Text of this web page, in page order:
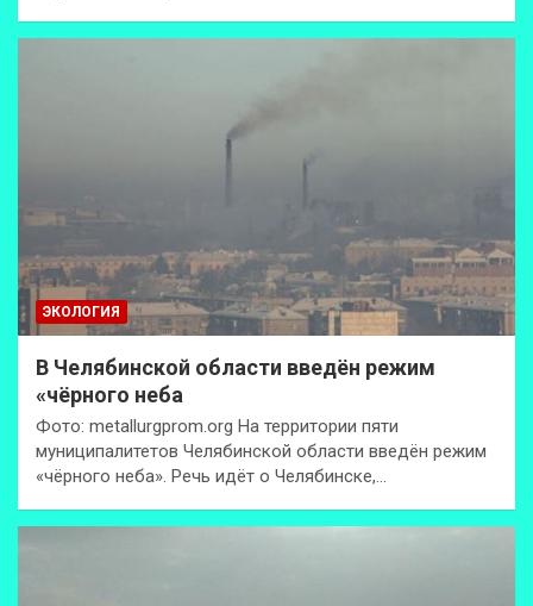
ЭКОЛОГИЯ
В Челябинской области введён режим
«чёрного неба
Фото: metallurgprom.org На территории пяти
муниципалитетов Челябинской области введён режим
«чёрного неба». Речь идёт о Челябинске,…